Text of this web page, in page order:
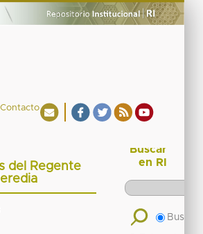
Contacto
del Regente
Buscar
en RI
Buscar